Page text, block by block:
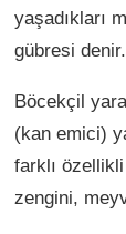
yaşadıkları
gübresi
Böcekçil
(kan emici)
farklı
zengini,